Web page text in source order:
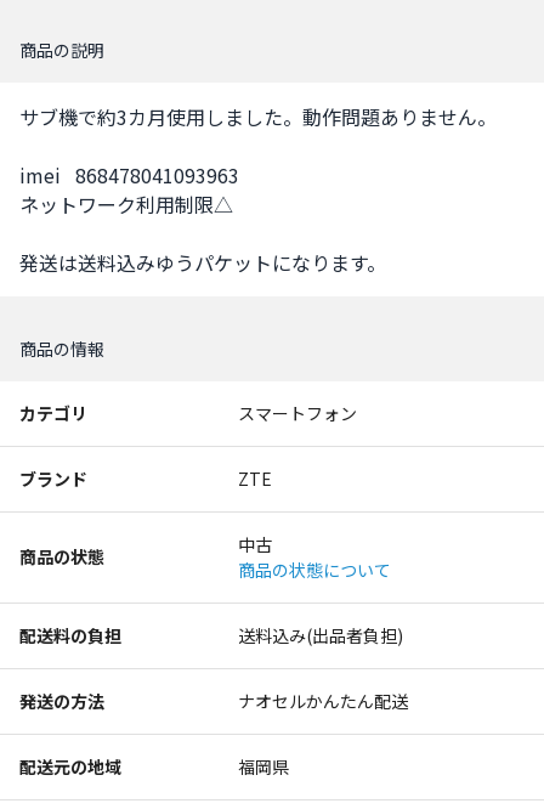
商品の説明
サブ機で約3カ月使用しました。動作問題ありません。
imei   868478041093963
ネットワーク利用制限△
発送は送料込みゆうパケットになります。
商品の情報
カテゴリ スマートフォン
ブランド ZTE
商品の状態
中古
商品の状態について
配送料の負担 送料込み(出品者負担)
発送の方法 ナオセルかんたん配送
配送元の地域 福岡県